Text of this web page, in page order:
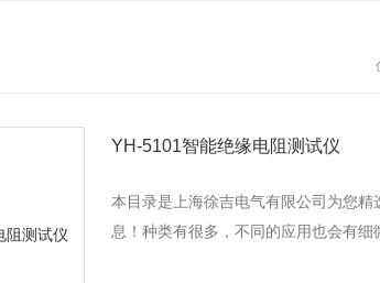
YH-5101智能绝缘电阻测试仪
本目录是上海徐吉电气有限公司为您
息！种类有很多，不同的应用也会有细